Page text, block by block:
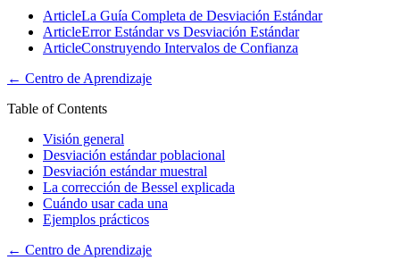
ArticleLa Guía Completa de Desviación Estándar
ArticleError Estándar vs Desviación Estándar
ArticleConstruyendo Intervalos de Confianza
← Centro de Aprendizaje
Table of Contents
Visión general
Desviación estándar poblacional
Desviación estándar muestral
La corrección de Bessel explicada
Cuándo usar cada una
Ejemplos prácticos
← Centro de Aprendizaje